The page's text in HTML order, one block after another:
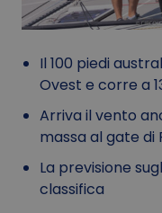
Il 100 piedi
Ovest e corre a
Arriva il vento
massa al gate di
La previsione
classifica